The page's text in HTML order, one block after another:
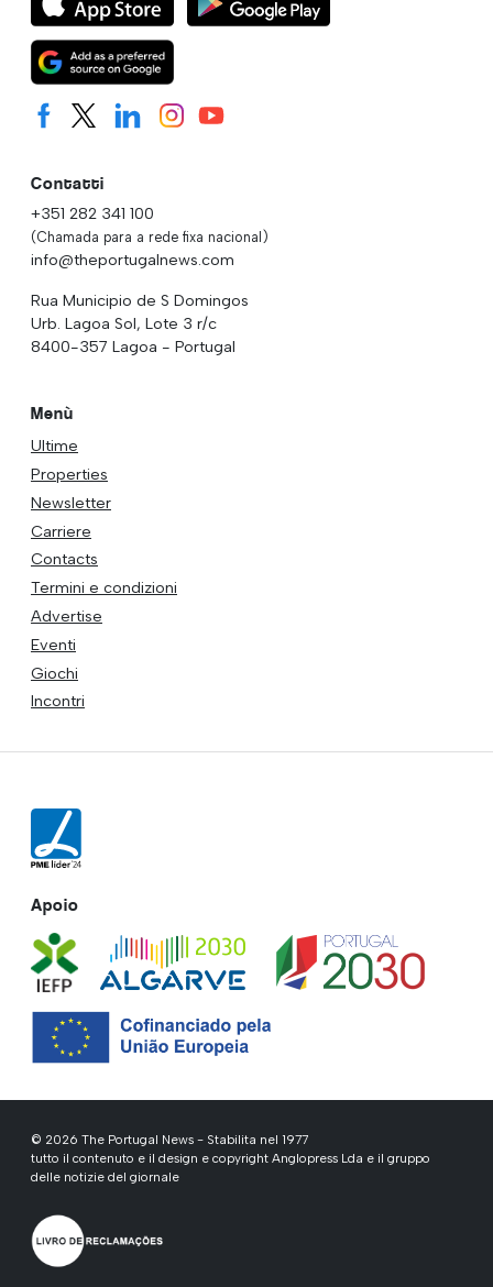
Contatti
+351 282 341 100
(Chamada para a rede fixa nacional)
info@theportugalnews.com
Rua Municipio de S Domingos
Urb. Lagoa Sol, Lote 3 r/c
8400-357 Lagoa - Portugal
Menù
Ultime
Properties
Newsletter
Carriere
Contacts
Termini e condizioni
Advertise
Eventi
Giochi
Incontri
Apoio
© 2026 The Portugal News - Stabilita nel 1977
tutto il contenuto e il design e copyright Anglopress Lda e il gruppo
delle notizie del giornale